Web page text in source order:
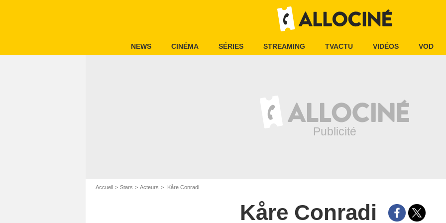
NEWS CINÉMA SÉRIES STREAMING TVACTU VIDÉOS VOD
Accueil Stars Acteurs Kåre Conradi
Kåre Conradi